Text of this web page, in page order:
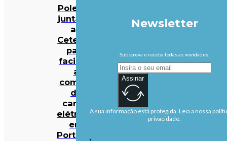
Polestar
junta-se
ao
Cetelem
para
facilitar
a
compra
de
carros
elétricos
em
Portugal
Newsletter
Subscreva e receba todas as novidades.
Assinar
A sua informação está protegida. Leia a nossa
privacidade.